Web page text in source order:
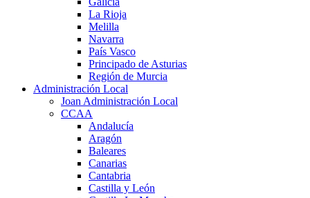
La Rioja
Melilla
Navarra
País Vasco
Principado de Asturias
Región de Murcia
Administración Local
Joan Administración Local
CCAA
Andalucía
Aragón
Baleares
Canarias
Cantabria
Castilla y León